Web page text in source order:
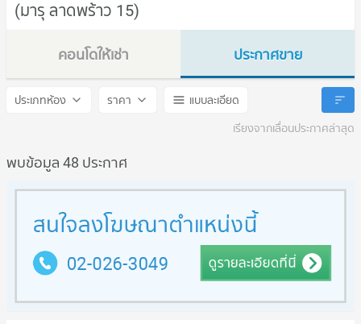
(มารุ ลาดพร้าว 15)
คอนโดให้เช่า
MARU LADPRAO 15
ประกาศขาย
MARU LADPRAO 15
ประเภทห้อง ราคา
แบบละเอียด
เรียงจากเลื่อนประกาศล่าสุด
พบข้อมูล 48 ประกาศ